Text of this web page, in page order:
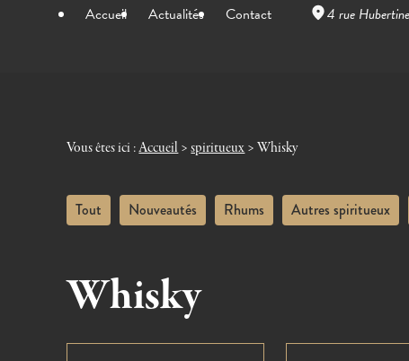
Accueil Actualités Contact 4 rue
Vous êtes ici :Accueil>spiritueux>Whisky
Tout Nouveautés Rhums Autres spiritueux
Whisky
Panneau de gestion des cookies